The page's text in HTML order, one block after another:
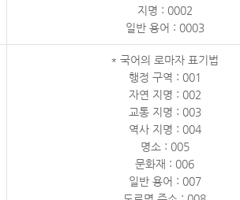
지명 : 0002
일반 용어 : 0003
* 국어의 로마자 표기법
행정 구역 : 001
자연 지명 : 002
교통 지명 : 003
역사 지명 : 004
명소 : 005
문화재 : 006
일반 용어 : 007